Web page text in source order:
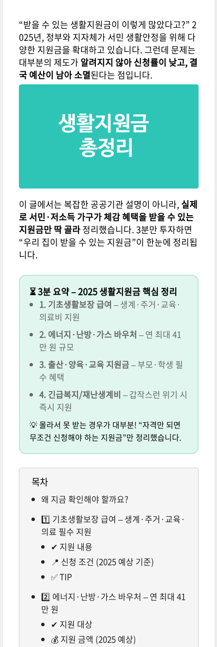
“받을 수 있는 생활지원금이 이렇게 많았다고?” 2
025년, 정부와 지자체가 서민 생활안정을 위해 다
양한 지원금을 확대하고 있습니다. 그런데 문제는
대부분의 제도가 알려지지 않아 신청률이 낮고, 결
국 예산이 남아 소멸된다는 점입니다.
이 글에서는 복잡한 공공기관 설명이 아니라, 실제
로 서민·저소득 가구가 체감 혜택을 받을 수 있는
지원금만 딱 골라정리했습니다. 3분만 투자하면
“우리 집이 받을 수 있는 지원금”이 한눈에 정리됩
니다.
⏳ 3분 요약 – 2025 생활지원금 핵심 정리
1. 기초생활보장 급여 – 생계·주거·교육·
의료비 지원
2. 에너지·난방·가스 바우처 – 연 최대 41
만 원 규모
3. 출산·양육·교육 지원금– 부모·학생 필
수 혜택
4. 긴급복지/재난생계비 – 갑작스런 위기 시
즉시 지원
💡 몰라서 못 받는 경우가 대부분! “자격만 되면
무조건 신청해야 하는 지원금”만 정리했습니다.
목차
왜 지금 확인해야 할까요?
1️⃣ 기초생활보장 급여 – 생계·주거·교육·
의료 필수 지원
✔ 지원 내용
📍 신청 조건 (2025 예상 기준)
✅ TIP
2️⃣ 에너지·난방·가스 바우처 – 연 최대 41
만 원
✔ 지원 대상
💰 지원 금액 (2025 예상)